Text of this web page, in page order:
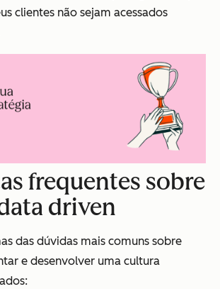
clientes não sejam acessados
frequentes sobre
driven
das dúvidas mais comuns sobre
e desenvolver uma cultura